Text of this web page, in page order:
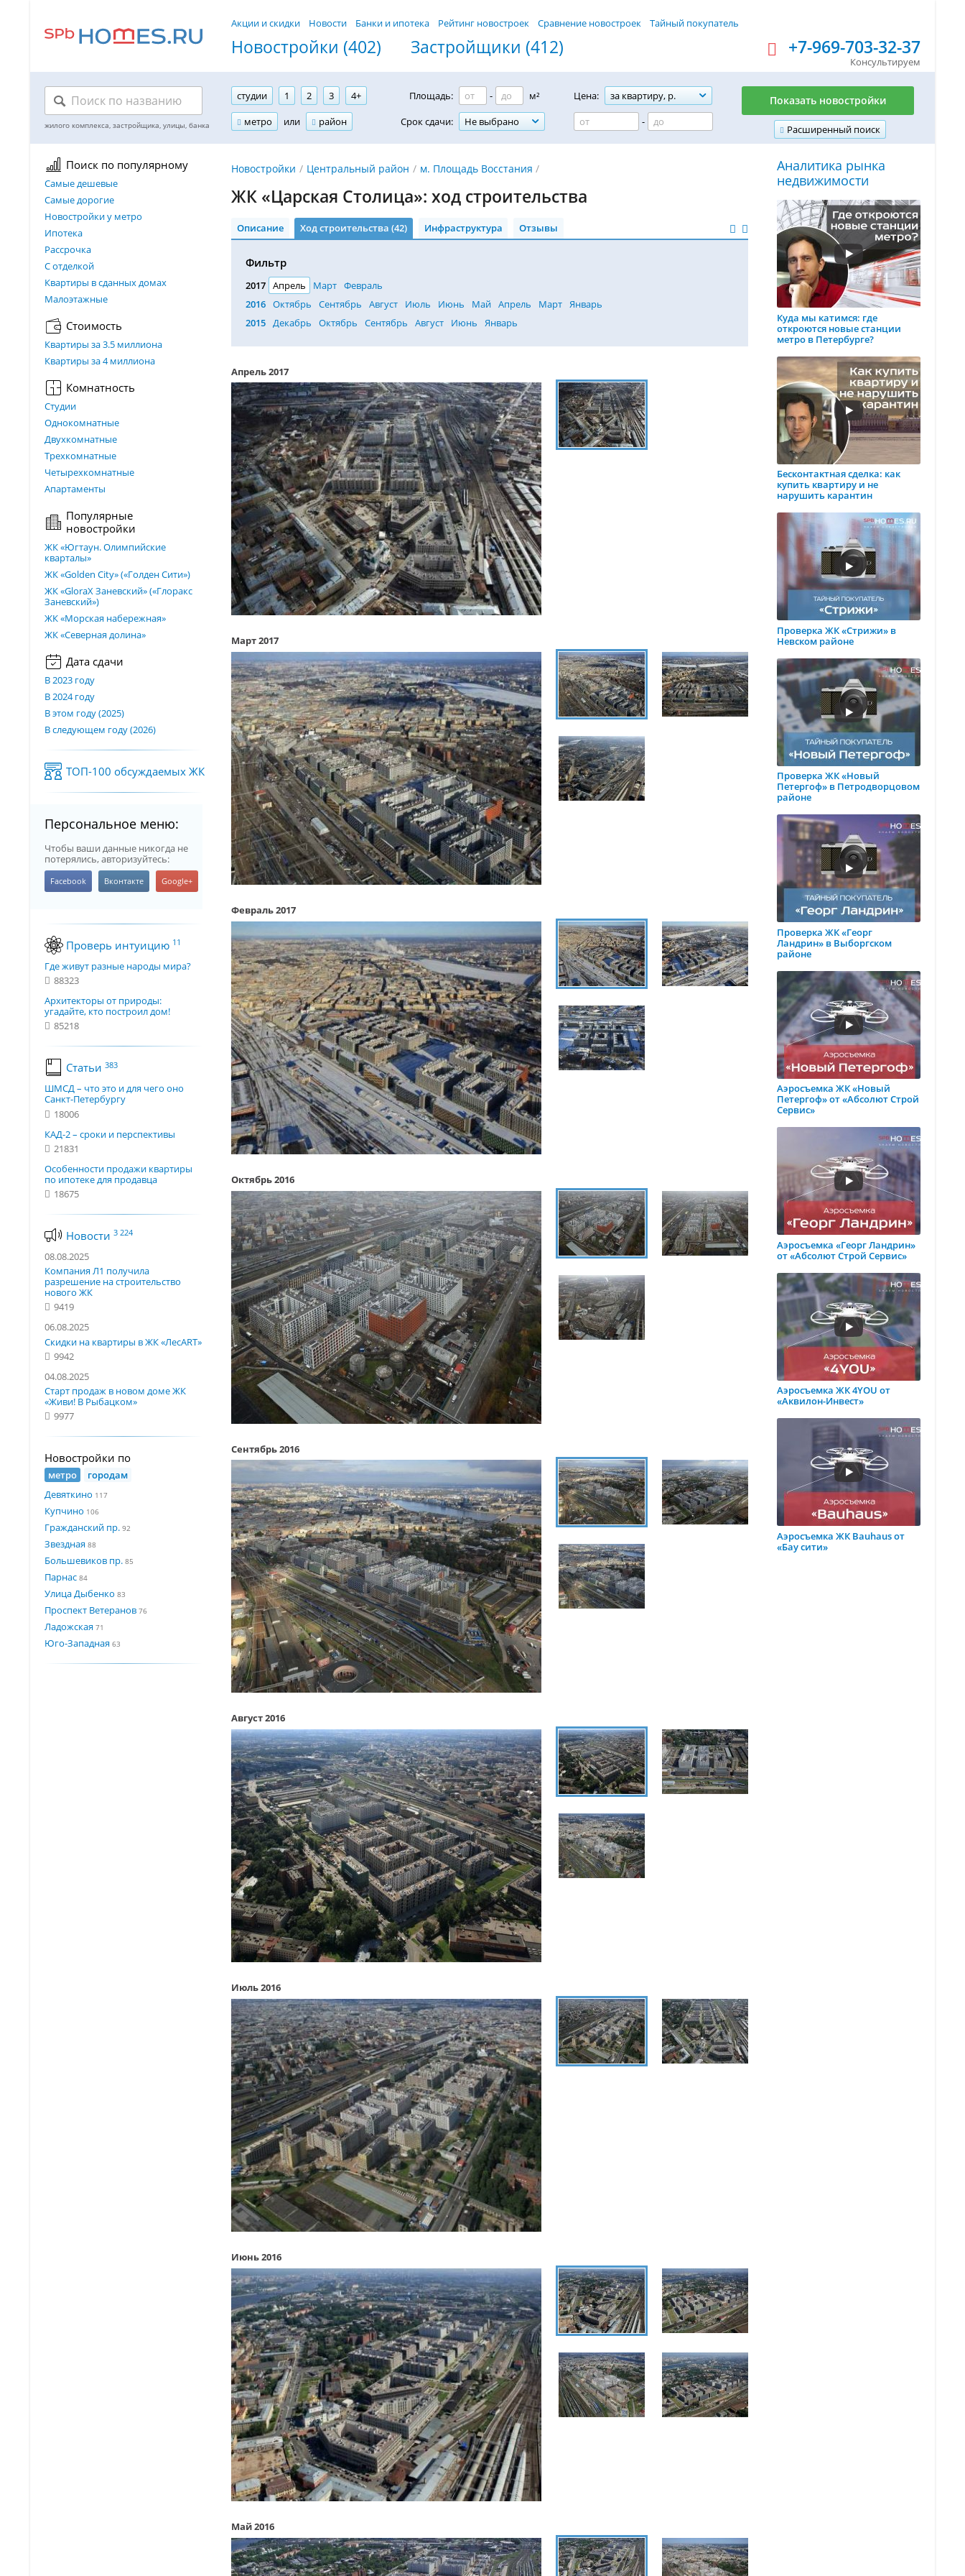
Акции и скидки Новости Банки и ипотека Рейтинг новостроек Сравнение новостроек Тайный покупатель
Новостройки (402) Застройщики (412) +7-969-703-32-37
Консультируем
студии 1 2 3
4+
метро
или район
Площадь: -
м²
Срок сдачи:
Не выбрано
Цена:
за квартиру, р.
-
Расширенный поиск
Показать новостройки
Поиск по популярному
Самые дешевые
Самые дорогие
Новостройки у метро
Ипотека
Рассрочка
С отделкой
Квартиры в сданных домах
Малоэтажные
Стоимость
Квартиры за 3.5 миллиона
Квартиры за 4 миллиона
Комнатность
Студии
Однокомнатные
Двухкомнатные
Трехкомнатные
Четырехкомнатные
Апартаменты
Популярные
новостройки
ЖК «Югтаун. Олимпийские
кварталы»
ЖК «Golden City» («Голден Сити»)
ЖК «GloraX Заневский»​ («Глоракс
Заневский»)
ЖК «Морская набережная»
ЖК «Северная долина»
Дата сдачи
В 2023 году
В 2024 году
В этом году (2025)
В следующем году (2026)
ТОП-100 обсуждаемых ЖК
Персональное меню:
Чтобы ваши данные никогда не
потерялись, авторизуйтесь:
Проверь интуицию 11
Где живут разные народы мира?
88323
Архитекторы от природы:
угадайте, кто построил дом!
85218
Статьи 383
ШМСД – что это и для чего оно
Санкт-Петербургу
18006
КАД-2 – сроки и перспективы
21831
Особенности продажи квартиры
по ипотеке для продавца
18675
Новости 3 224
08.08.2025
Компания Л1 получила
разрешение на строительство
нового ЖК
9419
06.08.2025
Скидки на квартиры в ЖК «ЛесART»
9942
04.08.2025
Старт продаж в новом доме ЖК
«Живи! В Рыбацком»
9977
Новостройки по
метро
городам
Девяткино 117
Купчино 106
Гражданский пр. 92
Звездная 88
Большевиков пр. 85
Парнас 84
Улица Дыбенко 83
Проспект Ветеранов 76
Ладожская 71
Юго-Западная 63
Новостройки Центральный район м. Площадь Восстания
ЖК «Царская Столица»: ход строительства
Описание Ход строительства (42) Инфраструктура Отзывы
Фильтр
2017 Апрель Март Февраль
2016 Октябрь Сентябрь Август Июль Июнь Май Апрель Март
Январь
2015
Декабрь Октябрь Сентябрь Август Июнь Январь
Апрель 2017
Март 2017
Февраль 2017
Октябрь 2016
Сентябрь 2016
Август 2016
Июль 2016
Июнь 2016
Май 2016
Аналитика рынка
недвижимости
Куда мы катимся: где
откроются новые станции
метро в Петербурге?
Бесконтактная сделка: как
купить квартиру и не
нарушить карантин
Проверка ЖК «Стрижи» в
Невском районе
Проверка ЖК «Новый
Петергоф» в Петродворцовом
районе
Проверка ЖК «Георг
Ландрин» в Выборгском
районе
Аэросъемка ЖК «Новый
Петергоф» от «Абсолют Строй
Сервис»
Аэросъемка «Георг Ландрин»
от «Абсолют Строй Сервис»
Аэросъемка ЖК 4YOU от
«Аквилон-Инвест»
Аэросъемка ЖК Bauhaus от
«Бау сити»